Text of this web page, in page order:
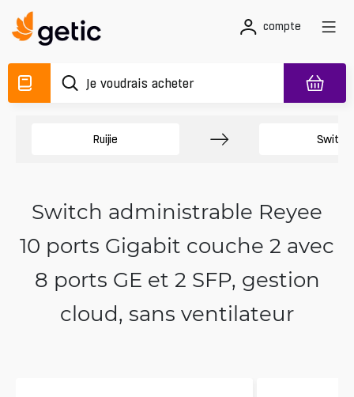
compte
Ruijie Switch
Switch administrable Reyee
10 ports Gigabit couche 2 avec
8 ports GE et 2 SFP, gestion
cloud, sans ventilateur